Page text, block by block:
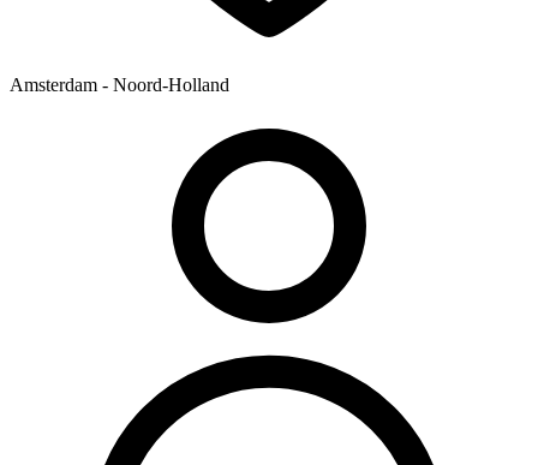
Amsterdam - Noord-Holland